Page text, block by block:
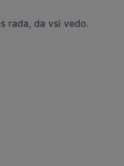
rada, da vsi vedo.